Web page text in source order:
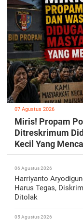
07 Agustus 2026
Miris! Propam
Ditreskrimum
Kecil Yang
06 Agustus 2026
Harriyanto
Harus Tegas,
Ditolak
05 Agustus 2026